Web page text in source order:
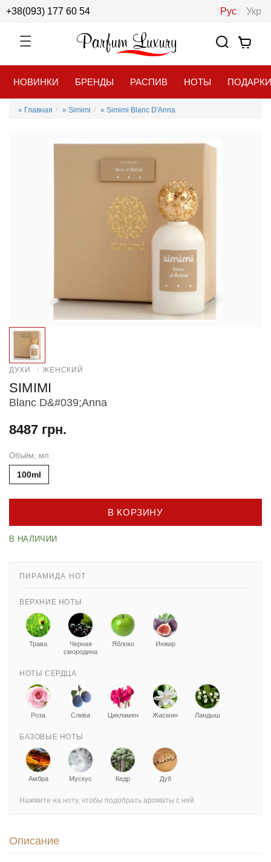
+38(093) 177 60 54 Рус Укр
НОВИНКИ БРЕНДЫ РАСПИВ НОТЫ ПОДАРКИ
» Главная » Simimi » Simimi Blanc D'Anna
ДУХИ / ЖЕНСКИЙ
SIMIMI
Blanc D&#039;Anna
8487 грн.
Объём, мл
100ml
В КОРЗИНУ
В НАЛИЧИИ
ПИРАМИДА НОТ
ВЕРХНИЕ НОТЫ
Трава
Черная
смородина
Яблоко Инжир
НОТЫ СЕРДЦА
Роза Слива Цикламен Жасмин Ландыш
БАЗОВЫЕ НОТЫ
Амбра Мускус Кедр Дуб
Нажмите на ноту, чтобы подобрать ароматы с ней
Описание